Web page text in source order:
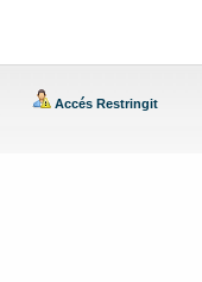
Accés Restringit